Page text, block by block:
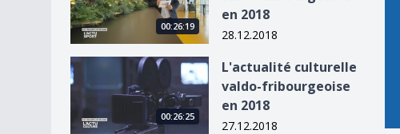
00:26:19
en 2018
28.12.2018
L&#039;actualité culturelle valdo-fribourgeoise en 2018
00:26:25
L'actualité culturelle
valdo-fribourgeoise
en 2018
27.12.2018